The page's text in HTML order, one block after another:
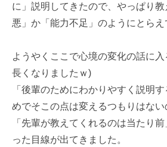
に」説明してきたので、やっぱり
悪」か「能力不足」のようにとらえ
ようやくここで心境の変化の話に
長くなりましたｗ)
「後輩のためにわかりやすく説明
めでそこの点は変えるつもりはない
「先輩が教えてくれるのは当たり
った目線が出てきました。